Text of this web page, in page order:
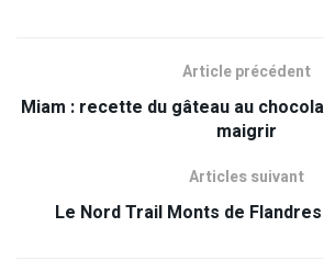
Article précédent
Miam : recette du gâteau au
maigrir
Articles suivant
Le Nord Trail Monts de